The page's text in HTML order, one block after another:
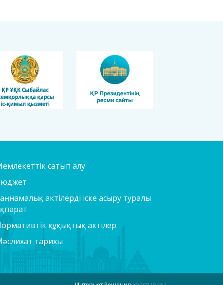
сатып алу
актілерді іске асыру туралы
құқықтық актілер
тарихы